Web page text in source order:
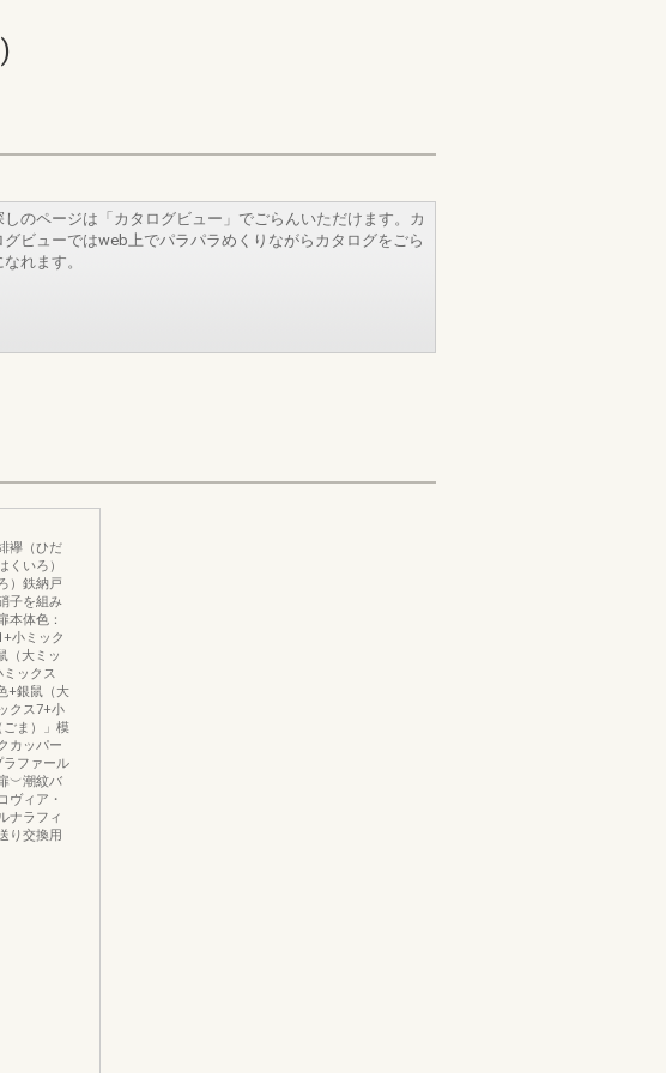
しのページは「カタログビュー」でごらんいただけます。カ
グビューではweb上でパラパラめくりながらカタログをごら
れます。
襷（ひだ
いろ）
）鉄納戸
子を組み
本体色：
小ミック
（大ミッ
ックス
+銀鼠（大
クス7+小
ごま）」模
カッパー
ラファール
︶潮紋バ
ヴィア・
ナラフィ
り交換用